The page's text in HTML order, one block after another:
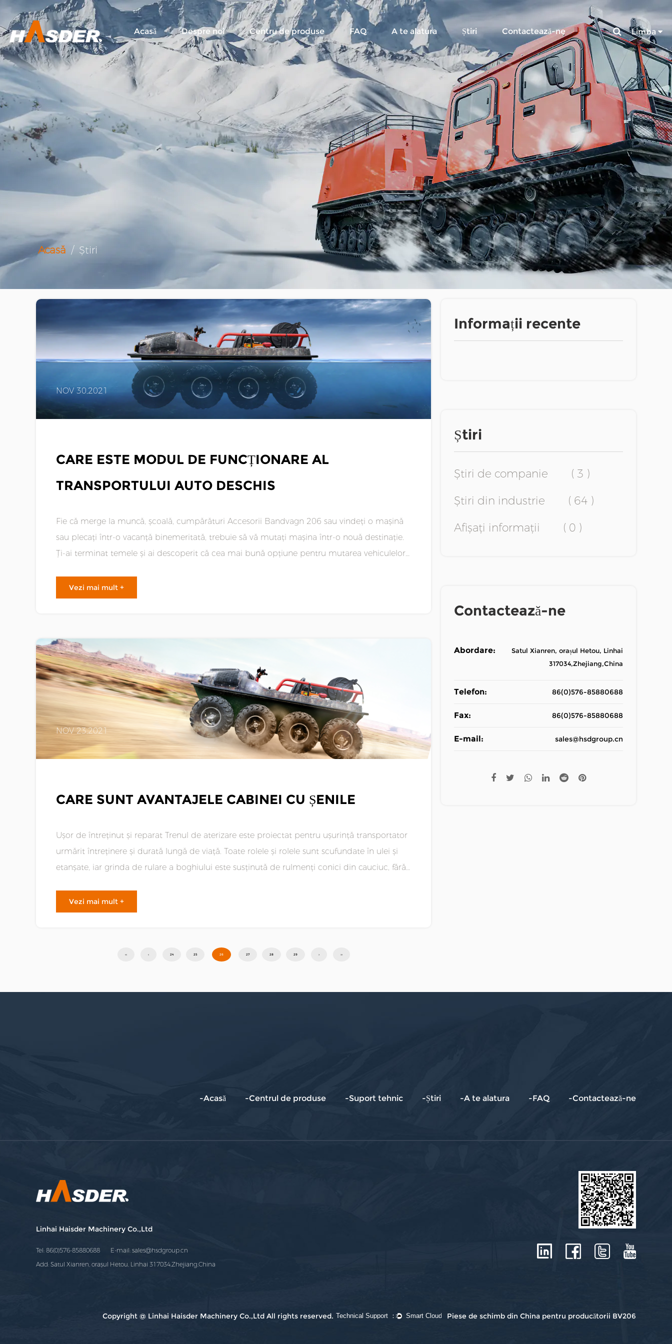
Acasă Despre noi Centru de produse FAQ A te alatura Știri Contactează-ne Limba
Acasă / Știri
NOV 30,2021
CARE ESTE MODUL DE FUNCȚIONARE AL
TRANSPORTULUI AUTO DESCHIS
Fie că merge la muncă, școală, cumpărături Accesorii Bandvagn 206 sau vindeți o mașină
sau plecați într-o vacanță binemeritată, trebuie să vă mutați mașina într-o nouă destinație.
Ți-ai terminat temele și ai descoperit că cea mai bună opțiune pentru mutarea vehiculelor
Vezi mai mult +
NOV 23,2021
CARE SUNT AVANTAJELE CABINEI CU ȘENILE
Ușor de întreținut și reparat Trenul de aterizare este proiectat pentru ușurință transportator
urmărit întreținere și durată lungă de viață. Toate rolele și rolele sunt scufundate în ulei și
etanșate, iar grinda de rulare a boghiului este susținută de rulmenți conici din cauciuc, fără
Vezi mai mult +
‹‹ ‹ 24 25 26 27 28 29 › ››
Informații recente
Știri
Știri de companie
( 3 )
Știri din industrie
( 64 )
Afișați informații
( 0 )
Contactează-ne
Abordare:
Satul Xianren, orașul Hetou, Linhai
317034,Zhejiang,China
Telefon: 86(0)576-85880688
Fax: 86(0)576-85880688
E-mail: sales@hsdgroup.cn
-Acasă -Centrul de produse -Suport tehnic -Știri -A te alatura -FAQ -Contactează-ne
Linhai Haisder Machinery Co.,Ltd
Tel: 86(0)576-85880688 E-mail:sales@hsdgroup.cn
Add: Satul Xianren, orașul Hetou, Linhai 317034,Zhejiang,China
Copyright @ Linhai Haisder Machinery Co.,Ltd All rights reserved. Piese de schimb din China pentru producătorii BV206